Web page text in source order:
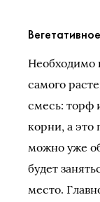
Необходимо
самого
смесь: торф
корни, а это
можно уже
будет
место.